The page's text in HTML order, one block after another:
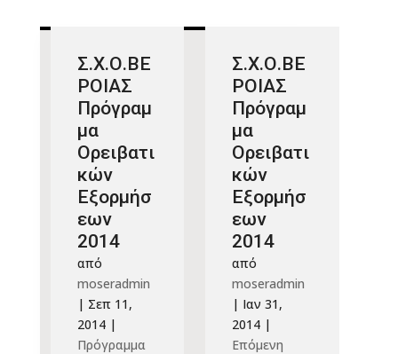
Σ.Χ.Ο.ΒΕ
ΡΟΙΑΣ
Πρόγραμ
μα
Ορειβατι
κών
Εξορμήσ
εων
2014
από
moseradmin
| Σεπ 11,
2014|
Πρόγραμμα
Σ.Χ.Ο.ΒΕ
ΡΟΙΑΣ
Πρόγραμ
μα
Ορειβατι
κών
Εξορμήσ
εων
2014
από
moseradmin
| Ιαν 31,
2014 |
Επόμενη